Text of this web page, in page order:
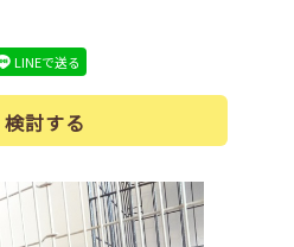
LINEで送る
検討する